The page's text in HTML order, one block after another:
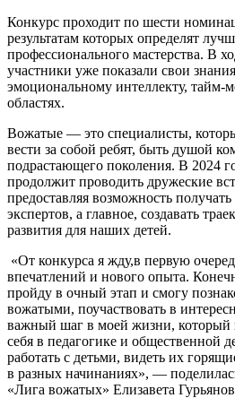
Конкурс проходит по шести
результатам которых определят
профессионального мастерства. В
участники уже показали свои
эмоциональному интеллекту, тайм-
областях.
Вожатые — это специалисты,
вести за собой ребят, быть душой
подрастающего поколения. В 2024
продолжит проводить дружеские
предоставляя возможность
экспертов, а главное, создавать
развития для наших детей.
«От конкурса я жду,в первую
впечатлений и нового опыта.
пройду в очный этап и смогу
вожатыми, поучаствовать в
важный шаг в моей жизни, который
себя в педагогике и общественной
работать с детьми, видеть их
в разных начинаниях», —
«Лига вожатых» Елизавета